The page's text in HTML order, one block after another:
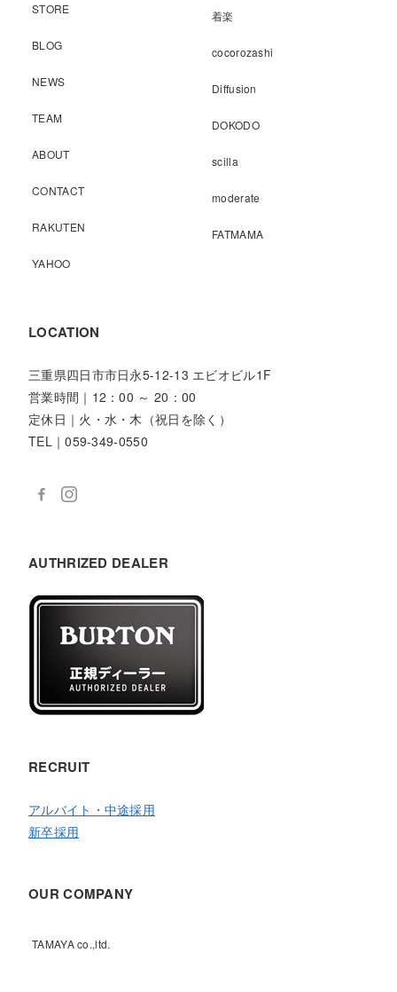
STORE
BLOG
NEWS
TEAM
ABOUT
CONTACT
RAKUTEN
YAHOO
着楽
cocorozashi
Diffusion
DOKODO
scilla
moderate
FATMAMA
LOCATION
三重県四日市市日永5-12-13 エビオビル1F
営業時間｜12：00 ～ 20：00
定休日｜火・水・木（祝日を除く）
TEL｜059-349-0550
AUTHRIZED DEALER
RECRUIT
アルバイト・中途採用
新卒採用
OUR COMPANY
TAMAYA co.,ltd.